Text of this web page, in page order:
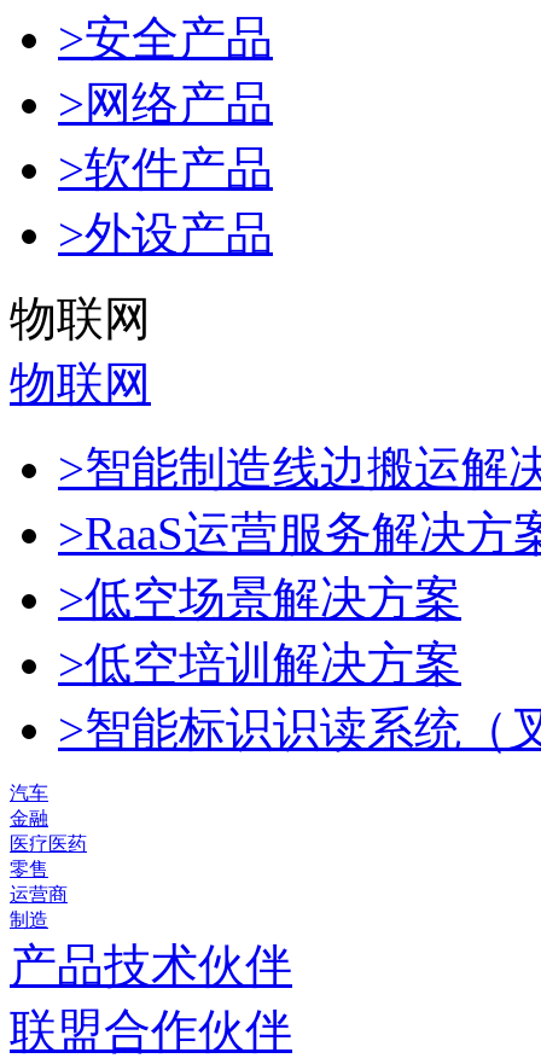
>安全产品
>网络产品
>软件产品
>外设产品
物联网
物联网
>智能制造线边搬运解
>RaaS运营服务解决方
>低空场景解决方案
>低空培训解决方案
>智能标识识读系统（
汽车
金融
医疗医药
零售
运营商
制造
产品技术伙伴
联盟合作伙伴